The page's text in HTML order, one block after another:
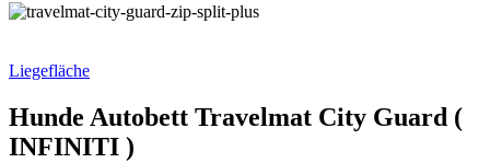
Liegefläche
Hunde Autobett Travelmat City Guard (
INFINITI )